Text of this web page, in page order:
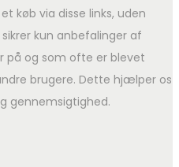
køb via disse links, uden
kun anbefalinger af
på og som ofte er blevet
brugere. Dette hjælper os
gennemsigtighed.